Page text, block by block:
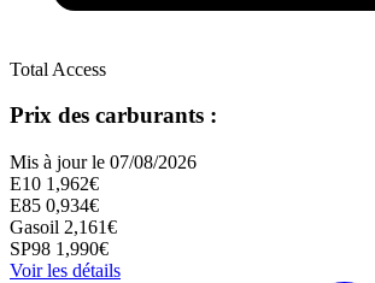
Total Access
Prix des carburants :
Mis à jour le 07/08/2026
E10 1,962€
E85 0,934€
Gasoil 2,161€
SP98 1,990€
Voir les détails